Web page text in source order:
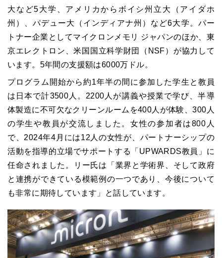
大など5大学、アメリカからボイシ州立大（アイダホ
州）、パデュー大（インディアナ州）など6大学。パー
トナー企業としてマイクロンメモリ ジャパンのほか、東
京エレクトロン、米国国立科学財団（NSF）が協力して
います。5年間の支援額は6000万ドル。
プログラム開始から約1年半の間に参加した学生と教員
は日本で計3500人。2200人が講義や授業で学び、半導
体製造に不可欠なクリーンルームを400人が体験、300人
の学生や教員が交流しました。女性の参加者は800人
で、2024年4月には12人の女性が、パートナーシップの
活動を指導的立場でサポートする「UPWARDS教員」に
任命されました。リー氏は「業界と学術界、そして政府
と連携ができている模範例の一つであり、今後について
も非常に期待しています」と話しています。